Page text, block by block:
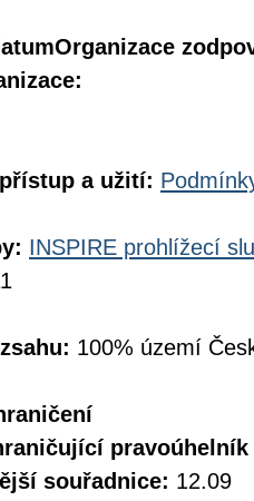
Organizace
a užití:
INSPIRE prohlížecí
100% území
pravoúhelník
souřadnice: 12.09